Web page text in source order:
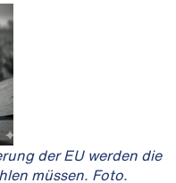
der EU werden die
müssen. Foto.